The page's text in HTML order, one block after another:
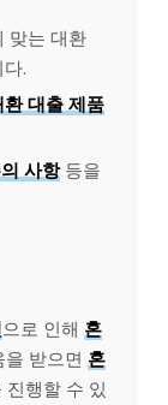
맞는 대환
.
대출 제품
사항등을
으로 인해 혼
받으면 혼
진행할 수 있